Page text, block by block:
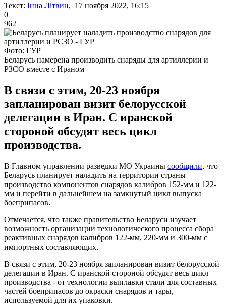
Текст: Інна Літвин, 17 ноября 2022, 16:15
0
962
Фото: ГУР
Беларусь намерена производить снаряды для артиллерии и
РЗСО вместе с Ираном
В связи с этим, 20-23 ноября
запланирован визит белорусской
делегации в Иран. С иранской
стороной обсудят весь цикл
производства.
В Главном управлении разведки МО Украины сообщили, что
Беларусь планирует наладить на территории страны
производство компонентов снарядов калибров 152-мм и 122-
мм и перейти в дальнейшем на замкнутый цикл выпуска
боеприпасов.
Отмечается, что также правительство Беларуси изучает
возможность организации технологического процесса сбора
реактивных снарядов калибров 122-мм, 220-мм и 300-мм с
импортных составляющих.
В связи с этим, 20-23 ноября запланирован визит белорусской
делегации в Иран. С иранской стороной обсудят весь цикл
производства - от технологии выплавки стали для составных
частей боеприпасов до окраски снарядов и тары,
используемой для их упаковки.